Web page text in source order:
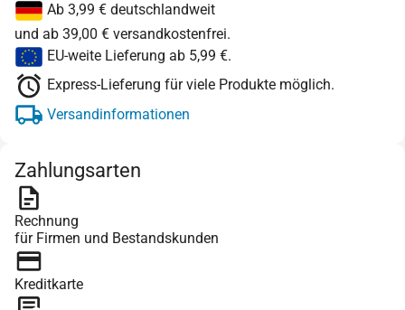
Ab 3,99 € deutschlandweit
und ab 39,00 € versandkostenfrei.
EU-weite Lieferung ab 5,99 €.
Express-Lieferung für viele Produkte möglich.
Versandinformationen
Zahlungsarten
Rechnung
für Firmen und Bestandskunden
Kreditkarte